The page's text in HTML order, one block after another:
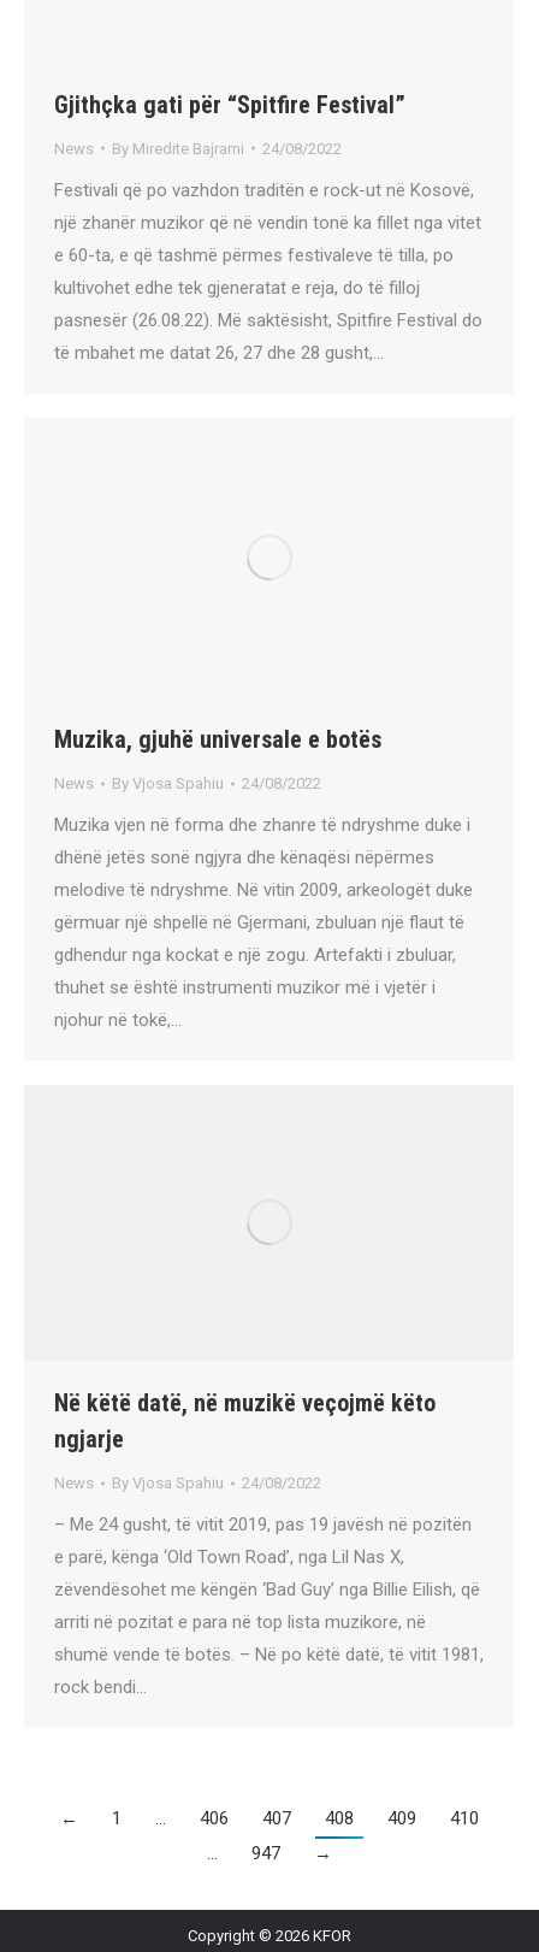
Gjithçka gati për “Spitfire Festival”
News By Miredite Bajrami 24/08/2022
Festivali që po vazhdon traditën e rock-ut në Kosovë,
një zhanër muzikor që në vendin tonë ka fillet nga vitet
e 60-ta, e që tashmë përmes festivaleve të tilla, po
kultivohet edhe tek gjeneratat e reja, do të filloj
pasnesër (26.08.22). Më saktësisht, Spitfire Festival do
të mbahet me datat 26, 27 dhe 28 gusht,…
Muzika, gjuhë universale e botës
News By Vjosa Spahiu 24/08/2022
Muzika vjen në forma dhe zhanre të ndryshme duke i
dhënë jetës sonë ngjyra dhe kënaqësi nëpërmes
melodive të ndryshme. Në vitin 2009, arkeologët duke
gërmuar një shpellë në Gjermani, zbuluan një flaut të
gdhendur nga kockat e një zogu. Artefakti i zbuluar,
thuhet se është instrumenti muzikor më i vjetër i
njohur në tokë,…
Në këtë datë, në muzikë veçojmë këto
ngjarje
News By Vjosa Spahiu 24/08/2022
– Me 24 gusht, të vitit 2019, pas 19 javësh në pozitën
e parë, kënga ‘Old Town Road’, nga Lil Nas X,
zëvendësohet me këngën ‘Bad Guy’ nga Billie Eilish, që
arriti në pozitat e para në top lista muzikore, në
shumë vende të botës. – Në po këtë datë, të vitit 1981,
rock bendi…
← 1 … 406 407 408 409
410
…
947 →
Copyright © 2026 KFOR